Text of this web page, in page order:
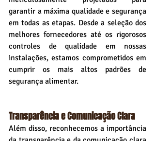
garantir a máxima qualidade e segurança
em todas as etapas. Desde a seleção dos
melhores fornecedores até os rigorosos
controles de qualidade em nossas
instalações, estamos comprometidos em
cumprir os mais altos padrões de
segurança alimentar.
Transparência e Comunicação Clara
Além disso, reconhecemos a importância